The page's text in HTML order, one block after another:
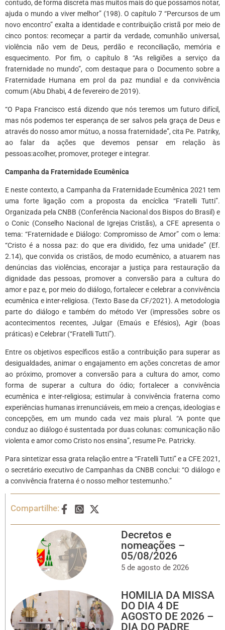
contudo, de forma discreta mas muitos mais do que possamos notar,
ajuda o mundo a viver melhor” (198). O capítulo 7 “Percursos de um
novo encontro” exalta a identidade e contribuição cristã por meio de
cinco pontos: recomeçar a partir da verdade, comunhão universal,
violência não vem de Deus, perdão e reconciliação, memória e
esquecimento. Por fim, o capítulo 8 “As religiões a serviço da
fraternidade no mundo”, com destaque para o Documento sobre a
Fraternidade Humana em prol da paz mundial e da convivência
comum (Abu Dhabi, 4 de fevereiro de 2019).
“O Papa Francisco está dizendo que nós teremos um futuro difícil,
mas nós podemos ter esperança de ser salvos pela graça de Deus e
através do nosso amor mútuo, a nossa fraternidade”, cita Pe. Patriky,
ao falar da ações que devemos pensar em relação às
pessoas:acolher, promover, proteger e integrar.
Campanha da Fraternidade Ecumênica
E neste contexto, a Campanha da Fraternidade Ecumênica 2021 tem
uma forte ligação com a proposta da encíclica “Fratelli Tutti”.
Organizada pela CNBB (Conferência Nacional dos Bispos do Brasil) e
o Conic (Conselho Nacional de Igrejas Cristãs), a CFE apresenta o
tema: “Fraternidade e Diálogo: Compromisso de Amor” com o lema:
“Cristo é a nossa paz: do que era dividido, fez uma unidade” (Ef.
2.14), que convida os cristãos, de modo ecumênico, a atuarem nas
denúncias das violências, encorajar a justiça para restauração da
dignidade das pessoas, promover a conversão para a cultura do
amor e paz e, por meio do diálogo, fortalecer e celebrar a convivência
ecumênica e inter-religiosa. (Texto Base da CF/2021). A metodologia
parte do diálogo e também do método Ver (impressões sobre os
acontecimentos recentes, Julgar (Emaús e Efésios), Agir (boas
práticas) e Celebrar (“Fratelli Tutti”).
Entre os objetivos específicos estão a contribuição para superar as
desigualdades, animar o engajamento em ações concretas de amor
ao próximo, promover a conversão para a cultura do amor, como
forma de superar a cultura do ódio; fortalecer a convivência
ecumênica e inter-religiosa; estimular à convivência fraterna como
experiências humanas irrenunciáveis, em meio a crenças, ideologias e
concepções, em um mundo cada vez mais plural. “A ponte que
conduz ao diálogo é sustentada por duas colunas: comunicação não
violenta e amor como Cristo nos ensina”, resume Pe. Patricky.
Para sintetizar essa grata relação entre a “Fratelli Tutti” e a CFE 2021,
o secretário executivo de Campanhas da CNBB conclui: “O diálogo e
a convivência fraterna é o nosso melhor testemunho.”
Compartilhe:
Decretos e
nomeações –
05/08/2026
5 de agosto de 2026
HOMILIA DA MISSA
DO DIA 4 DE
AGOSTO DE 2026 –
DIA DO PADRE